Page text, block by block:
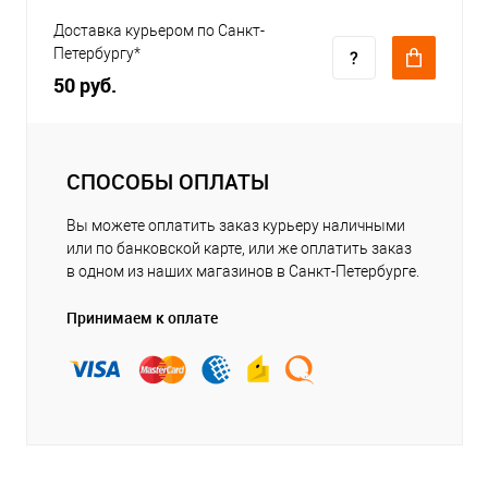
Доставка курьером по Санкт-
Петербургу*
50 руб.
СПОСОБЫ ОПЛАТЫ
Вы можете оплатить заказ курьеру наличными
или по банковской карте, или же оплатить заказ
в одном из наших магазинов в Санкт-Петербурге.
Принимаем к оплате